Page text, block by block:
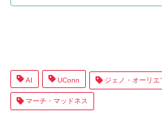
AI UConn ジェノ・オーリエ
マーチ・マッドネス